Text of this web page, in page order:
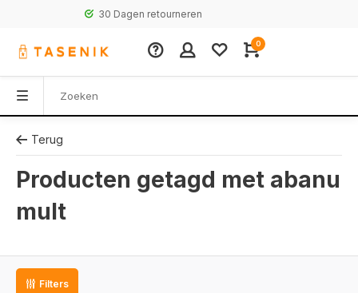
30 Dagen retourneren
0
Terug
Producten getagd met abanu
mult
Filters